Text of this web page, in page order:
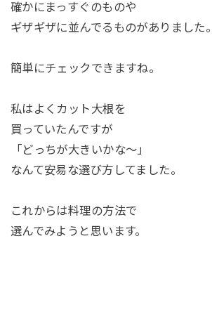
確かにまっすぐのものや
ギザギザに並んでるものがありました。
簡単にチェックできますね。
私はよくカット大根を
買っていたんですが
「どっちが大きいかな～」
なんて安易な選び方してました。
これからは料理の方法で
選んでみようと思います。